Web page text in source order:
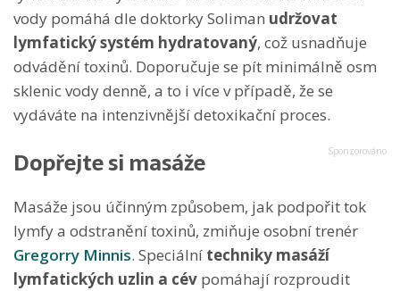
vody pomáhá dle doktorky Soliman udržovat
lymfatický systém hydratovaný, což usnadňuje
odvádění toxinů. Doporučuje se pít minimálně osm
sklenic vody denně, a to i více v případě, že se
vydáváte na intenzivnější detoxikační proces.
Dopřejte si masáže
Masáže jsou účinným způsobem, jak podpořit tok
lymfy a odstranění toxinů, zmiňuje osobní trenér
Gregorry Minnis. Speciální techniky masáží
lymfatických uzlin a cév pomáhají rozproudit